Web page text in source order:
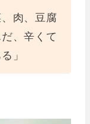
肉、豆腐
、辛くて
」